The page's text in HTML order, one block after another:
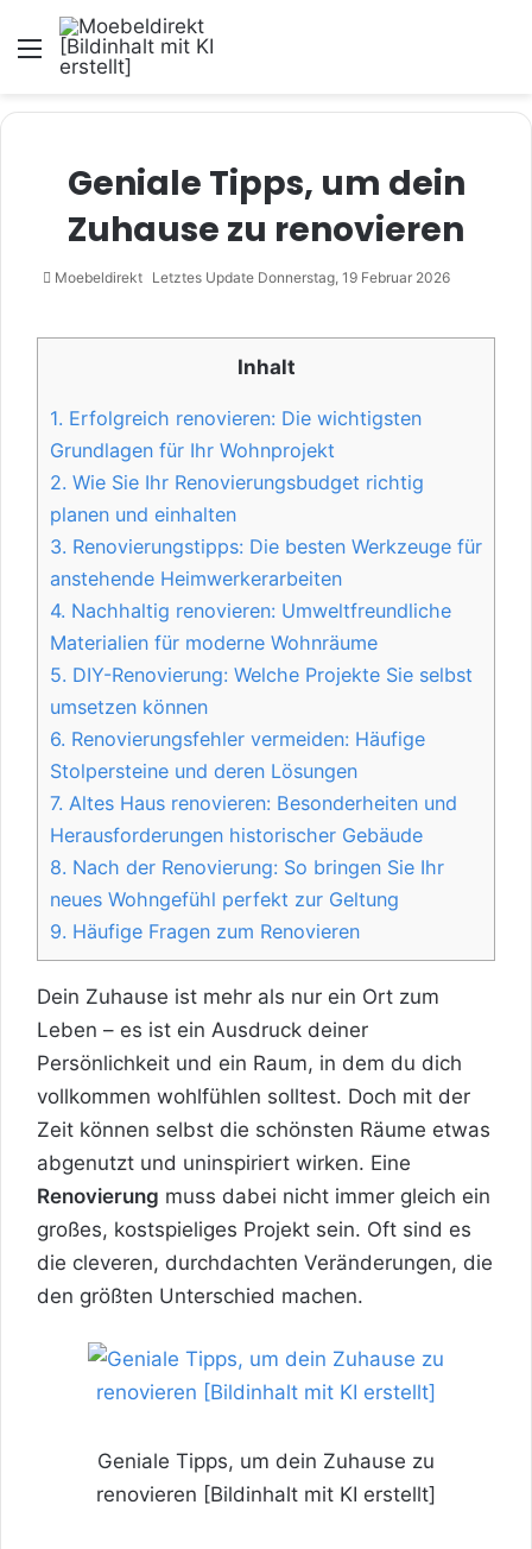
Menü
Geniale Tipps, um dein
Zuhause zu renovieren
Moebeldirekt Letztes Update Donnerstag, 19 Februar 2026
Inhalt
1. Erfolgreich renovieren: Die wichtigsten
Grundlagen für Ihr Wohnprojekt
2. Wie Sie Ihr Renovierungsbudget richtig
planen und einhalten
3. Renovierungstipps: Die besten Werkzeuge für
anstehende Heimwerkerarbeiten
4. Nachhaltig renovieren: Umweltfreundliche
Materialien für moderne Wohnräume
5. DIY-Renovierung: Welche Projekte Sie selbst
umsetzen können
6. Renovierungsfehler vermeiden: Häufige
Stolpersteine und deren Lösungen
7. Altes Haus renovieren: Besonderheiten und
Herausforderungen historischer Gebäude
8. Nach der Renovierung: So bringen Sie Ihr
neues Wohngefühl perfekt zur Geltung
9. Häufige Fragen zum Renovieren
Dein Zuhause ist mehr als nur ein Ort zum
Leben – es ist ein Ausdruck deiner
Persönlichkeit und ein Raum, in dem du dich
vollkommen wohlfühlen solltest. Doch mit der
Zeit können selbst die schönsten Räume etwas
abgenutzt und uninspiriert wirken. Eine
Renovierung muss dabei nicht immer gleich ein
großes, kostspieliges Projekt sein. Oft sind es
die cleveren, durchdachten Veränderungen, die
den größten Unterschied machen.
Geniale Tipps, um dein Zuhause zu
renovieren [Bildinhalt mit KI erstellt]